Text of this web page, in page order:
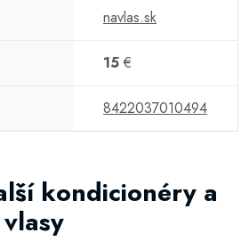
navlas.sk
15 €
8422037010494
kondicionéry a